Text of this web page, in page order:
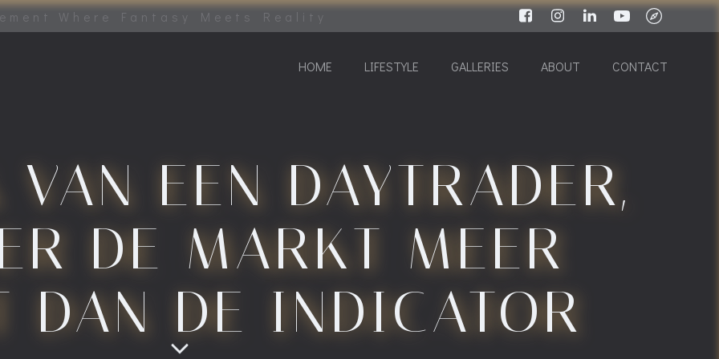
Where Fantasy Meets Reality
HOME LIFESTYLE GALLERIES ABOUT CONTACT
EEN DAYTRADER,
DE MARKT MEER
DAN DE INDICATOR